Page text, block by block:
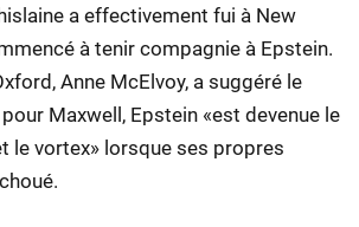
a effectivement fui à New
à tenir compagnie à Epstein.
Anne McElvoy, a suggéré le
Maxwell, Epstein «est devenue le
le vortex» lorsque ses propres